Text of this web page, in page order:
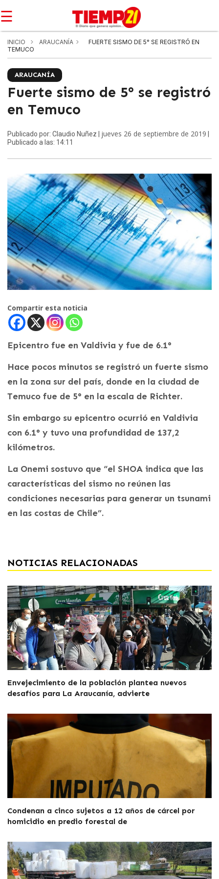
☰
INICIO ARAUCANÍA
FUERTE SISMO DE 5° SE REGISTRÓ EN
TEMUCO
ARAUCANÍA
Fuerte sismo de 5° se registró
en Temuco
Publicado por: Claudio Nuñez | jueves 26 de septiembre de 2019
Publicado a las: 14:11
Compartir esta noticia
Epicentro fue en Valdivia y fue de 6.1°
Hace pocos minutos se registró un fuerte sismo
en la zona sur del país, donde en la ciudad de
Temuco fue de 5° en la escala de Richter.
Sin embargo su epicentro ocurrió en Valdivia
con 6.1° y tuvo una profundidad de 137,2
kilómetros.
La Onemi sostuvo que “el SHOA indica que las
características del sismo no reúnen las
condiciones necesarias para generar un tsunami
en las costas de Chile”.
NOTICIAS RELACIONADAS
Envejecimiento de la población plantea nuevos
desafíos para La Araucanía, advierte
Condenan a cinco sujetos a 12 años de cárcel por
homicidio en predio forestal de